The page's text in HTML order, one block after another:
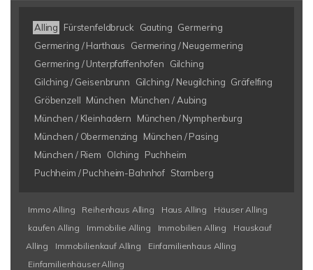
Alling Fürstenfeldbruck Gauting Germering
Germering / Harthaus
Germering / Neugermering
Germering / Unterpfaffenhofen
Gilching
Gilching / Geisenbrunn
Gilching / Neugilching Gräfelfing
Gröbenzell München München / Aubing
München / Kleinhadern
München / Nymphenburg
München / Obermenzing
München / Pasing
München / Riem
Olching
Puchheim
Puchheim / Puchheim-Bahnhof Starnberg
Immo Alling Reihenhaus Alling Haus Alling
Häuser Alling
kaufen Alling
Immobilie Alling Immobilien Alling
Hauskauf
Alling
Immobilienkauf Alling
Einfamilienhaus Alling
Einfamilienhäuser Alling